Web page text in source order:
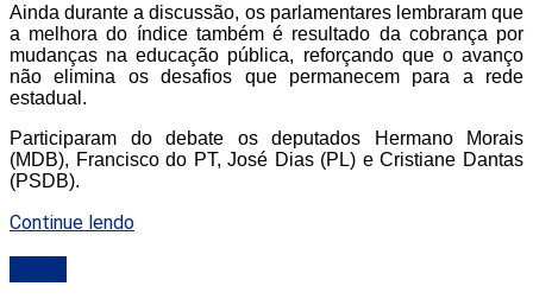
Ainda durante a discussão, os parlamentares lembraram que
a melhora do índice também é resultado da cobrança por
mudanças na educação pública, reforçando que o avanço
não elimina os desafios que permanecem para a rede
estadual.
Participaram do debate os deputados Hermano Morais
(MDB), Francisco do PT, José Dias (PL) e Cristiane Dantas
(PSDB).
Continue lendo